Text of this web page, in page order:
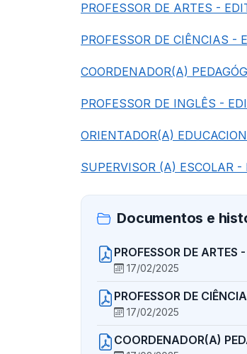
PROFESSOR DE ARTES -
PROFESSOR DE CIÊNCIAS -
COORDENADOR(A)
PROFESSOR DE INGLÊS -
ORIENTADOR(A)
SUPERVISOR (A) ESCOLAR
Documentos e
PROFESSOR DE
17/02/2025
PROFESSOR DE
17/02/2025
COORDENADOR(A)